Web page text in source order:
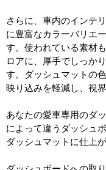
さらに、車内のインテ
に豊富なカラーバリエ
す。使われている素材
ロアに、厚手でしっか
す。ダッシュマットの
映り込みを軽減し、視
あなたの愛車専用のダ
によって違うダッシュ
ダッシュマットに仕上が